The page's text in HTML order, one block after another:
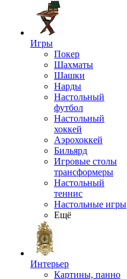
Игры
Покер
Шахматы
Шашки
Нарды
Настольный
футбол
Настольный
хоккей
Аэрохоккей
Бильярд
Игровые столы
трансформеры
Настольный
теннис
Настольные игры
Ещё
Интерьер
Картины, панно